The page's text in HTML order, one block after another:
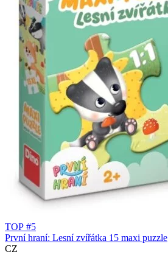
TOP #5
První hraní: Lesní zvířátka 15 maxi puzzle
CZ